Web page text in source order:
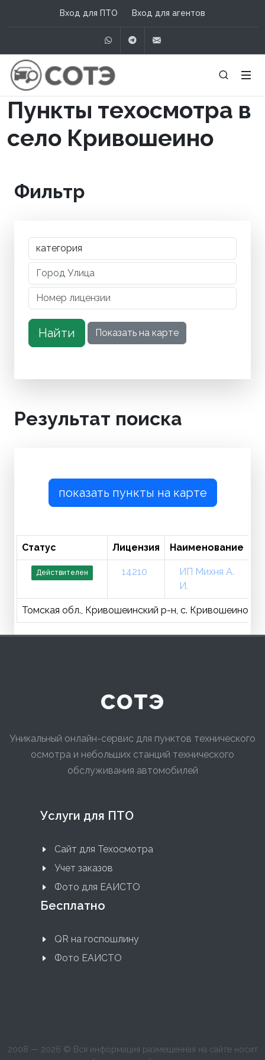
Вход для ПТО Вход для агентов
WhatsAppTelegram
Пункты техосмотра в
село Кривошеино
Фильтр
Результат поиска
показать пункты на карте
Статус Лицензия Наименование
Действителен 14210
ИП Михня А.
И.
Томская обл., Кривошеинский р-н, с. Кривошеино,
сотэ
Уникальный онлайн-сервис для пунктов технического
осмотра и небольших станций технического
обслуживания автомобилей
Услуги для ПТО
Сайт для Техосмотра
Учет заказов
Фото для ЕАИСТО
Бесплатно
QR на госпошлину
Фото ЕАИСТО
2008 — 2026 © Вся информация размещенная на сайте носит